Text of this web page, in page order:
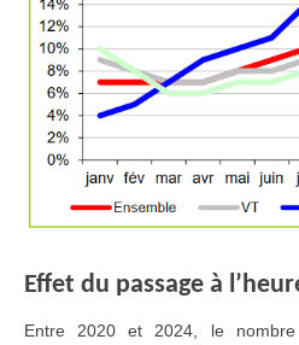
Effet du passage à
Entre 2020 et 2024, le nombre